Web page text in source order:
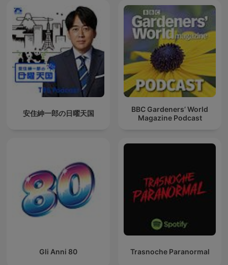
安住紳一郎の日曜天国
BBC Gardeners’ World
Magazine Podcast
Gli Anni 80 Trasnoche Paranormal